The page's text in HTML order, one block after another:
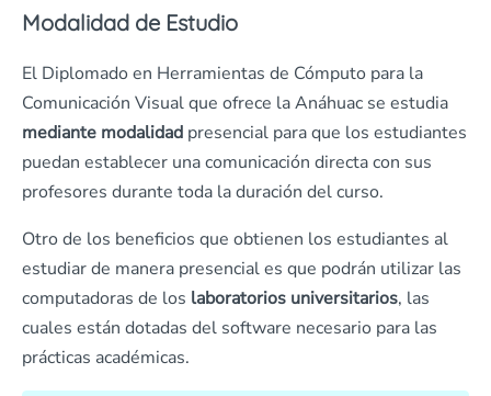
Modalidad de Estudio
El Diplomado en Herramientas de Cómputo para la
Comunicación Visual que ofrece la Anáhuac se estudia
mediante modalidad presencial para que los estudiantes
puedan establecer una comunicación directa con sus
profesores durante toda la duración del curso.
Otro de los beneficios que obtienen los estudiantes al
estudiar de manera presencial es que podrán utilizar las
computadoras de los laboratorios universitarios, las
cuales están dotadas del software necesario para las
prácticas académicas.